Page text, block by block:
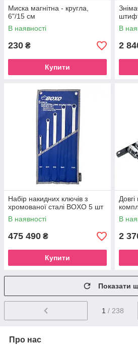
Миска магнітна - кругла,
6"/15 см
В наявності
230 ₴
Купити
В
2
Набір накидних ключів з
хромованої сталі BOXO 5 шт
В наявності
475 490 ₴
Купити
В
2
Показати
1 / 238
Про нас